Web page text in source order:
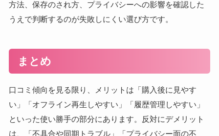
方法、保存のされ方、プライバシーへの影響を確認した
うえで判断するのが失敗しにくい選び方です。
まとめ
口コミ傾向を見る限り、メリットは「購入後に見やす
い」「オフライン再生しやすい」「履歴管理しやすい」
といった使い勝手の部分にあります。反対にデメリット
は、「不具合や同期トラブル」「プライバシー面の不